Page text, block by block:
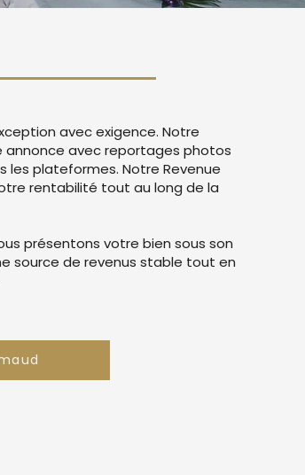
avec exigence. Notre
annonce avec reportages photos
plateformes. Notre Revenue
rentabilité tout au long de la
présentons votre bien sous son
source de revenus stable tout en